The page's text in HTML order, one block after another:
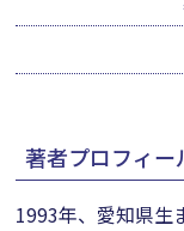
著者プロフィー
1993年、愛知県生